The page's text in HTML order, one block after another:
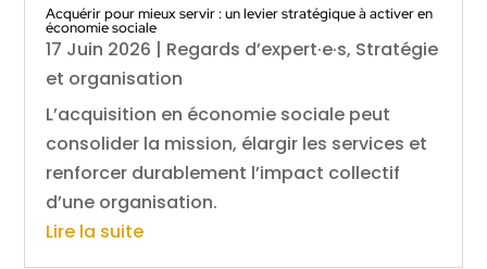
Acquérir pour mieux servir : un levier stratégique à activer en
économie sociale
17 Juin 2026 | Regards d’expert·e·s, Stratégie
et organisation
L’acquisition en économie sociale peut
consolider la mission, élargir les services et
renforcer durablement l’impact collectif
d’une organisation.
Lire la suite